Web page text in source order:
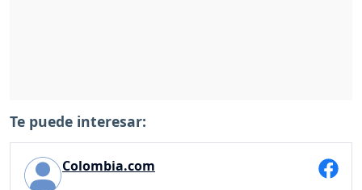
Te puede interesar:
Colombia.com